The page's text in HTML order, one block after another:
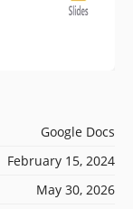
Google Docs
February 15, 2024
May 30, 2026